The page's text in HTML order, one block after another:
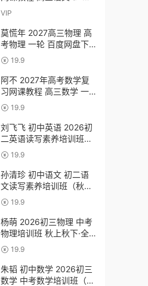
三轮复习视频教程 百度网
VIP
莫慌年 2027高三物理 高
考物理 一轮 百度网盘下
载 19.9
阿不 2027年高考数学复
习网课教程 高三数学 一
轮复习视频教程 百度网盘
下载
19.9
刘飞飞 初中英语 2026初
二英语读写素养培训班
（秋上秋下·全国版·S）百
度网盘下载
19.9
孙清珍 初中语文 初二语
文读写素养培训班（秋上
秋下·全国版·A+）百度网
盘下载
19.9
杨萌 2026初三物理 中考
物理培训班 秋上秋下·全
国版·S 百度网盘下载
19.9
朱韬 初中数学 2026初三
数学 中考数学培训班（秋